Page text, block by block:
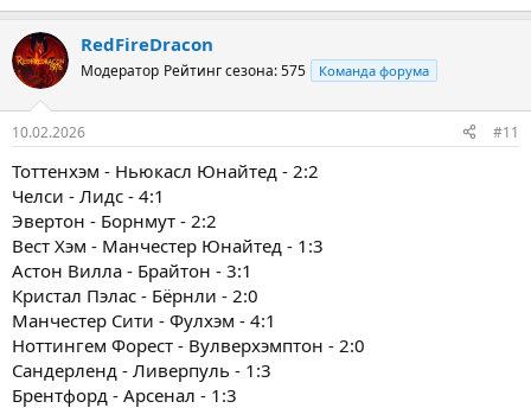
RedFireDracon
Модератор Рейтинг сезона: 575 Команда форума
10.02.2026 #11
Тоттенхэм - Ньюкасл Юнайтед - 2:2
Челси - Лидс - 4:1
Эвертон - Борнмут - 2:2
Вест Хэм - Манчестер Юнайтед - 1:3
Астон Вилла - Брайтон - 3:1
Кристал Пэлас - Бёрнли - 2:0
Манчестер Сити - Фулхэм - 4:1
Ноттингем Форест - Вулверхэмптон - 2:0
Сандерленд - Ливерпуль - 1:3
Брентфорд - Арсенал - 1:3